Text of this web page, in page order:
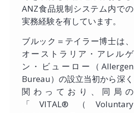
ANZ食品規制システム内での
実務経験を有しています。
ブルック＝テイラー博士は、
オーストラリア・アレルゲ
ン・ビューロー（Allergen
Bureau）の設立当初から深く
関わっており、同局の
「VITAL®（Voluntary